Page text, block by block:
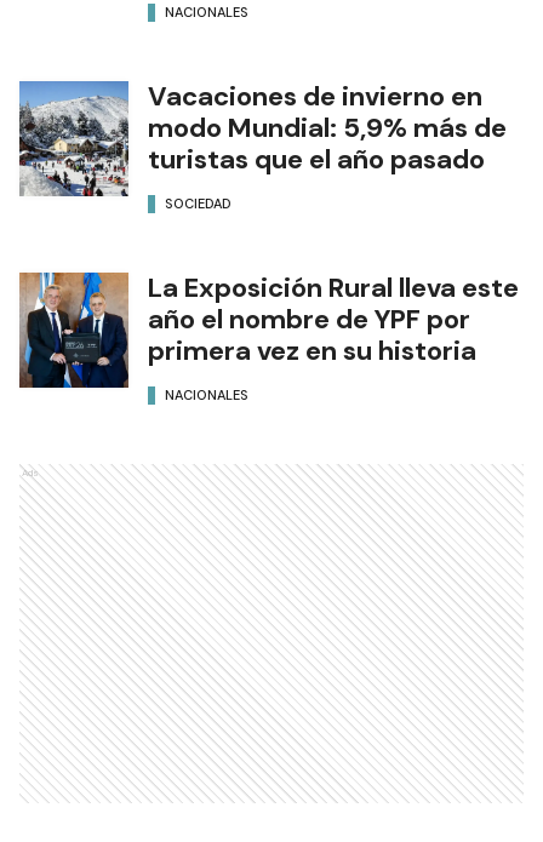
Lo que dejó al descubierto el
Privada
NACIONALES
noviembre para una gira de
tres días
modo Mundial: 5,9% más de
turistas que el año pasado
SOCIEDAD
La Exposición Rural lleva este
año el nombre de YPF por
primera vez en su historia
NACIONALES